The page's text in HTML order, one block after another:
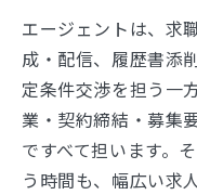
エージェントは、求
成・配信、履歴書添
定条件交渉を担う一
業・契約締結・募集
ですべて担います。
う時間も、幅広い求